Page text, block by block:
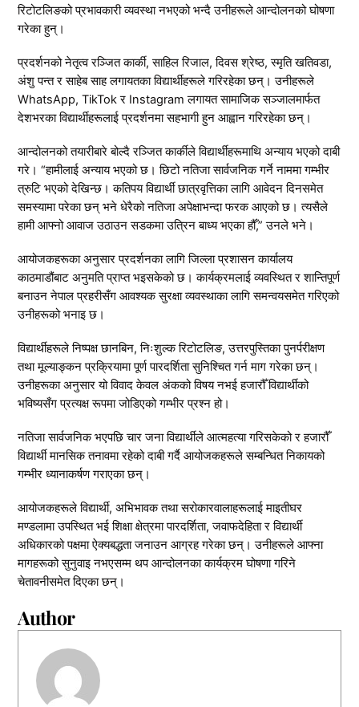
रिटोटलिङको प्रभावकारी व्यवस्था नभएको भन्दै उनीहरूले आन्दोलनको घोषणा
गरेका हुन्।
प्रदर्शनको नेतृत्व रञ्जित कार्की, साहिल रिजाल, दिवस श्रेष्ठ, स्मृति खतिवडा,
अंशु पन्त र साहेब साह लगायतका विद्यार्थीहरूले गरिरहेका छन्। उनीहरूले
WhatsApp, TikTok र Instagram लगायत सामाजिक सञ्जालमार्फत
देशभरका विद्यार्थीहरूलाई प्रदर्शनमा सहभागी हुन आह्वान गरिरहेका छन्।
आन्दोलनको तयारीबारे बोल्दै रञ्जित कार्कीले विद्यार्थीहरूमाथि अन्याय भएको दाबी
गरे। “हामीलाई अन्याय भएको छ। छिटो नतिजा सार्वजनिक गर्ने नाममा गम्भीर
त्रुटि भएको देखिन्छ। कतिपय विद्यार्थी छात्रवृत्तिका लागि आवेदन दिनसमेत
समस्यामा परेका छन् भने धेरैको नतिजा अपेक्षाभन्दा फरक आएको छ। त्यसैले
हामी आफ्नो आवाज उठाउन सडकमा उत्रिन बाध्य भएका हौँ,” उनले भने।
आयोजकहरूका अनुसार प्रदर्शनका लागि जिल्ला प्रशासन कार्यालय
काठमाडौंबाट अनुमति प्राप्त भइसकेको छ। कार्यक्रमलाई व्यवस्थित र शान्तिपूर्ण
बनाउन नेपाल प्रहरीसँग आवश्यक सुरक्षा व्यवस्थाका लागि समन्वयसमेत गरिएको
उनीहरूको भनाइ छ।
विद्यार्थीहरूले निष्पक्ष छानबिन, निःशुल्क रिटोटलिङ, उत्तरपुस्तिका पुनर्परीक्षण
तथा मूल्याङ्कन प्रक्रियामा पूर्ण पारदर्शिता सुनिश्चित गर्न माग गरेका छन्।
उनीहरूका अनुसार यो विवाद केवल अंकको विषय नभई हजारौँ विद्यार्थीको
भविष्यसँग प्रत्यक्ष रूपमा जोडिएको गम्भीर प्रश्न हो।
नतिजा सार्वजनिक भएपछि चार जना विद्यार्थीले आत्महत्या गरिसकेको र हजारौँ
विद्यार्थी मानसिक तनावमा रहेको दाबी गर्दै आयोजकहरूले सम्बन्धित निकायको
गम्भीर ध्यानाकर्षण गराएका छन्।
आयोजकहरूले विद्यार्थी, अभिभावक तथा सरोकारवालाहरूलाई माइतीघर
मण्डलामा उपस्थित भई शिक्षा क्षेत्रमा पारदर्शिता, जवाफदेहिता र विद्यार्थी
अधिकारको पक्षमा ऐक्यबद्धता जनाउन आग्रह गरेका छन्। उनीहरूले आफ्ना
मागहरूको सुनुवाइ नभएसम्म थप आन्दोलनका कार्यक्रम घोषणा गरिने
चेतावनीसमेत दिएका छन्।
Author